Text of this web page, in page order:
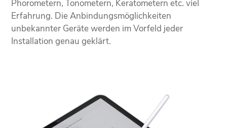
Phorometern, Tonometern, Keratometern etc. viel
Erfahrung. Die Anbindungsmöglichkeiten
unbekannter Geräte werden im Vorfeld jeder
Installation genau geklärt.